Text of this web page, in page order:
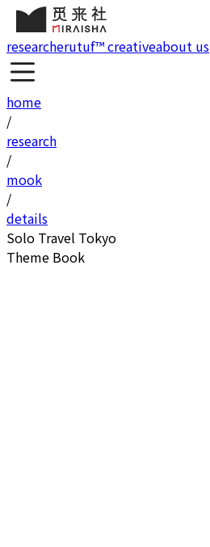
researcherutuf™ creativeabout us
home
/
research
/
mook
/
details
Solo Travel Tokyo
Theme Book